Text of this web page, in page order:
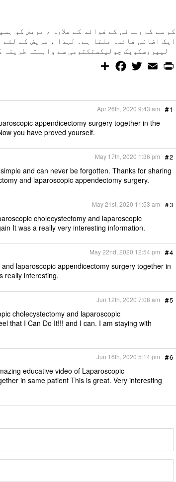
کم سے کم رسائی کے فوائد کے علاوہ ، مریض کو
ایک اضافی فائدہ ملتا ہے۔ لہذا ، مریض کے
لیپروسکوپک چولیکسٹکٹومی سے وابستہ طریقہ
S
o
o
k
w
e
r
E
m
#1
Apr 26th, 2020 9:43 am
appendicectomy surgery together in the
you have proved yourself.
#2
May 17th, 2020 1:36 pm
and can never be forgotten. Thanks for sharing
and laparoscopic appendectomy surgery.
#3
May 21st, 2020 11:53 am
cholecystectomy and laparoscopic
It was a really very interesting information.
#4
May 22nd, 2020 12:54 pm
laparoscopic appendicectomy surgery together in
really interesting.
#5
Jun 12th, 2020 7:08 am
cholecystectomy and laparoscopic
that I Can Do It!!! and I can. I am staying with
#6
Jun 16th, 2020 5:14 pm
educative video of Laparoscopic
in same patient This is great. Very interesting